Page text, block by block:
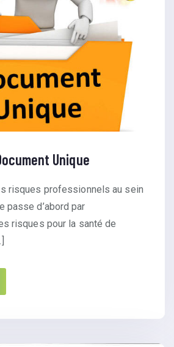
Unique
risques professionnels au sein
passe d’abord par
risques pour la santé de